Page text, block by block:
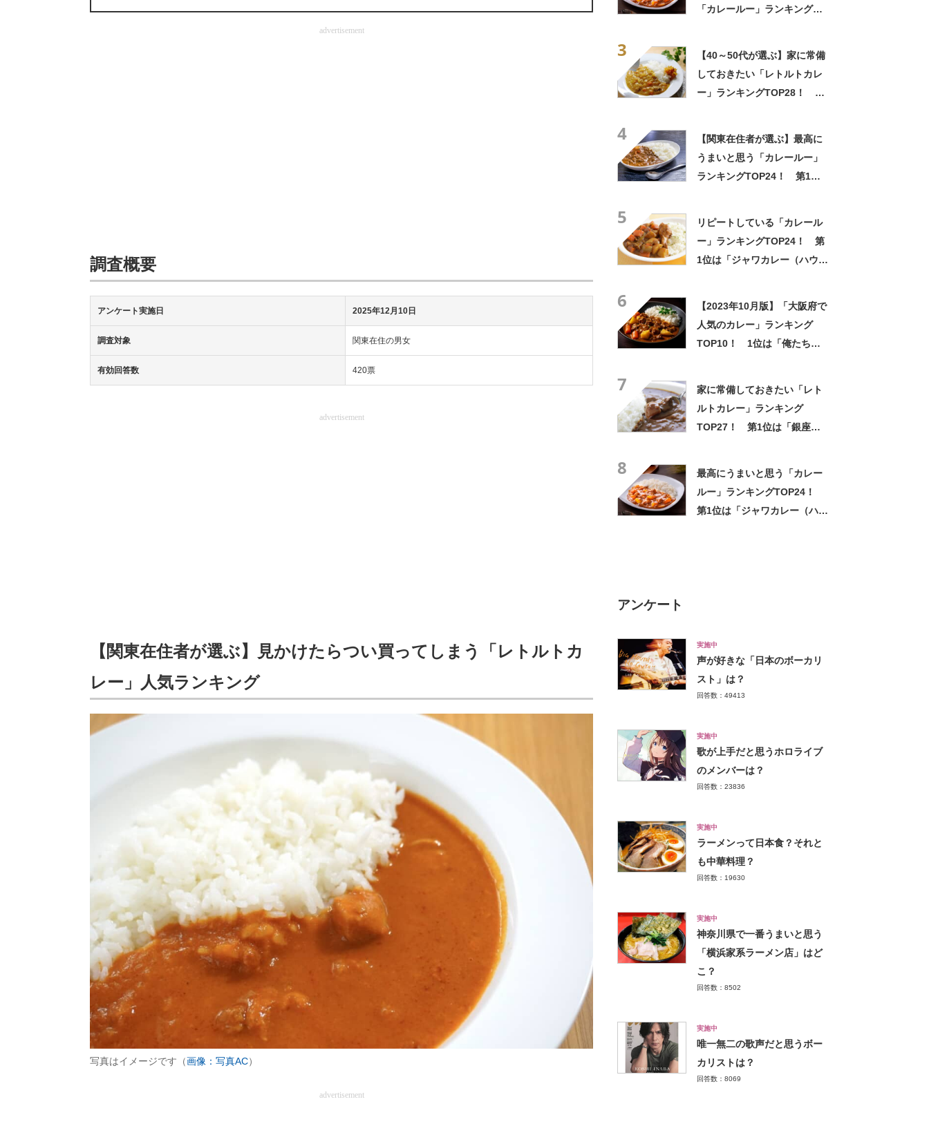
advertisement
調査概要
アンケート実施日 2025年12月10日
調査対象 関東在住の男女
有効回答数 420票
advertisement
【関東在住者が選ぶ】見かけたらつい買ってしまう「レトルトカ
レー」人気ランキング
写真はイメージです（画像：写真AC）
advertisement
「カレールー」ランキング
3
【40～50代が選ぶ】家に常備
しておきたい「レトルトカレ
ー」ランキングTOP28！ 第
4
【関東在住者が選ぶ】最高に
うまいと思う「カレールー」
ランキングTOP24！ 第1位
5
リピートしている「カレール
ー」ランキングTOP24！ 第
1位は「ジャワカレー（ハウス
6
【2023年10月版】「大阪府で
人気のカレー」ランキング
TOP10！ 1位は「俺たちの
7
家に常備しておきたい「レト
ルトカレー」ランキング
TOP27！ 第1位は「銀座カ
8
最高にうまいと思う「カレー
ルー」ランキングTOP24！
第1位は「ジャワカレー（ハウ
アンケート
実施中
声が好きな「日本のボーカリ
スト」は？
回答数：49413
実施中
歌が上手だと思うホロライブ
のメンバーは？
回答数：23836
実施中
ラーメンって日本食？それと
も中華料理？
回答数：19630
実施中
神奈川県で一番うまいと思う
「横浜家系ラーメン店」はど
こ？
回答数：8502
実施中
唯一無二の歌声だと思うボー
カリストは？
回答数：8069